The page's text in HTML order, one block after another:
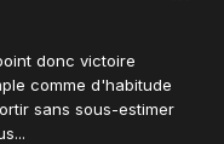
donc victoire
comme d'habitude
sans sous-estimer